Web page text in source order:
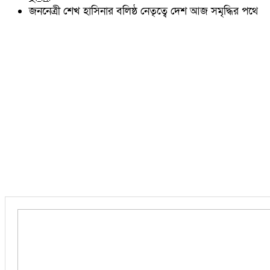
নাঙ্গলকোট
জননেত্রী শেখ হাসিনার বলিষ্ঠ নেতৃত্বে দেশ আজ সমৃদ্ধির পথে